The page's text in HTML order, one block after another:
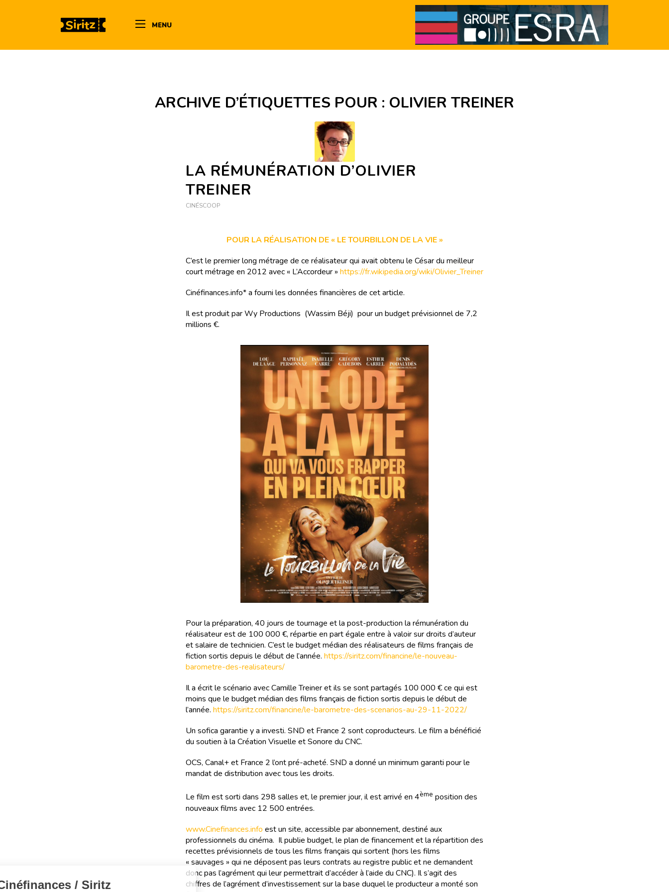
MENU
ARCHIVE D’ÉTIQUETTES POUR : OLIVIER TREINER
LA RÉMUNÉRATION D’OLIVIER
TREINER
CINÉSCOOP
POUR LA RÉALISATION DE « LE TOURBILLON DE LA VIE »
C’est le premier long métrage de ce réalisateur qui avait obtenu le César du meilleur
court métrage en 2012 avec « L’Accordeur » https://fr.wikipedia.org/wiki/Olivier_Treiner
Cinéfinances.info* a fourni les données financières de cet article.
Il est produit par Wy Productions (Wassim Béji) pour un budget prévisionnel de 7,2
millions €.
Pour la préparation, 40 jours de tournage et la post-production la rémunération du
réalisateur est de 100 000 €, répartie en part égale entre à valoir sur droits d’auteur
et salaire de technicien. C’est le budget médian des réalisateurs de films français de
fiction sortis depuis le début de l’année. https://siritz.com/financine/le-nouveau-
barometre-des-realisateurs/
Il a écrit le scénario avec Camille Treiner et ils se sont partagés 100 000 € ce qui est
moins que le budget médian des films français de fiction sortis depuis le début de
l’année. https://siritz.com/financine/le-barometre-des-scenarios-au-29-11-2022/
Un sofica garantie y a investi. SND et France 2 sont coproducteurs. Le film a bénéficié
du soutien à la Création Visuelle et Sonore du CNC.
OCS, Canal+ et France 2 l’ont pré-acheté. SND a donné un minimum garanti pour le
mandat de distribution avec tous les droits.
Le film est sorti dans 298 salles et, le premier jour, il est arrivé en 4ème position des
nouveaux films avec 12 500 entrées.
www.Cinefinances.info est un site, accessible par abonnement, destiné aux
professionnels du cinéma. Il publie budget, le plan de financement et la répartition des
recettes prévisionnels de tous les films français qui sortent (hors les films
« sauvages » qui ne déposent pas leurs contrats au registre public et ne demandent
donc pas l’agrément qui leur permettrait d’accéder à l’aide du CNC). Il s’agit des
chiffres de l’agrément d’investissement sur la base duquel le producteur a monté son